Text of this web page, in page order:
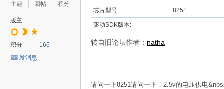
主题
回帖
积分
版主
积分
166
发消息
芯片型号: 8251
驱动SDK版本:
转自旧论坛作者： natha
请问一下8251请问一下，2.5v的电压供电